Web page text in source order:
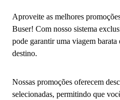
Aproveite as melhores
Buser! Com nosso sistema
pode garantir uma viagem
destino.
Nossas promoções oferecem
selecionadas, permitindo que